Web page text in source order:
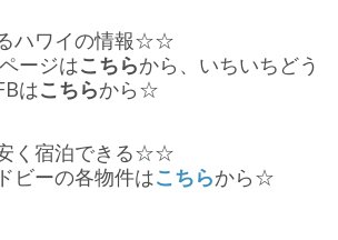
ハワイの情報☆☆
ージはこちらから、いちいちどう
はこちらから☆
く宿泊できる☆☆
ビーの各物件はこちらから☆